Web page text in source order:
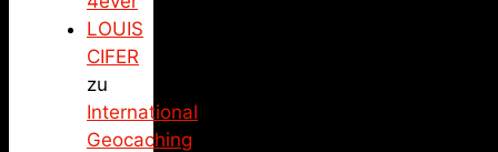
LOUIS
CIFER
zu
International
Geocaching